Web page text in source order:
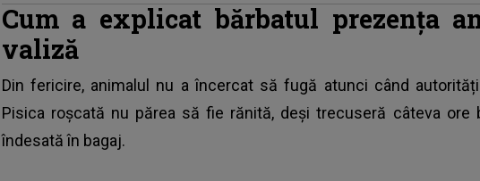
Cum a explicat bărbatul prezența
valiză
Din fericire, animalul nu a încercat să fugă atunci când
Pisica roşcată nu părea să fie rănită, deşi trecuseră câteva ore
îndesată în bagaj.